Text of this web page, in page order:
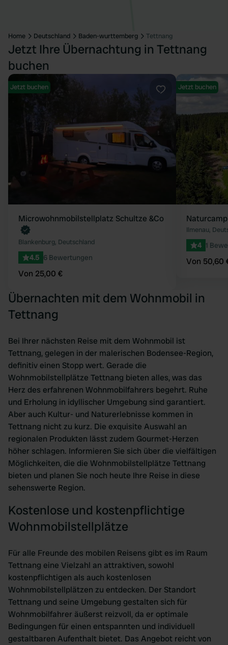
Home Deutschland Baden-wurttemberg Tettnang
Jetzt Ihre Übernachtung in Tettnang
buchen
Jetzt buchen
Microwohnmobilstellplatz Schultze &Co
Blankenburg, Deutschland
4.5 6 Bewertungen
Von 25,00 €
Jetzt buchen
Ilmenau,
4 1
Von 50,60
Übernachten mit dem Wohnmobil in
Tettnang
Bei Ihrer nächsten Reise mit dem Wohnmobil ist
Tettnang, gelegen in der malerischen Bodensee-Region,
definitiv einen Stopp wert. Gerade die
Wohnmobilstellplätze Tettnang bieten alles, was das
Herz des erfahrenen Wohnmobilfahrers begehrt. Ruhe
und Erholung in idyllischer Umgebung sind garantiert.
Aber auch Kultur- und Naturerlebnisse kommen in
Tettnang nicht zu kurz. Die exquisite Auswahl an
regionalen Produkten lässt zudem Gourmet-Herzen
höher schlagen. Informieren Sie sich über die vielfältigen
Möglichkeiten, die die Wohnmobilstellplätze Tettnang
bieten und planen Sie noch heute Ihre Reise in diese
sehenswerte Region.
Kostenlose und kostenpflichtige
Wohnmobilstellplätze
Für alle Freunde des mobilen Reisens gibt es im Raum
Tettnang eine Vielzahl an attraktiven, sowohl
kostenpflichtigen als auch kostenlosen
Wohnmobilstellplätzen zu entdecken. Der Standort
Tettnang und seine Umgebung gestalten sich für
Wohnmobilfahrer äußerst reizvoll, da er optimale
Bedingungen für einen entspannten und individuell
gestaltbaren Aufenthalt bietet. Das Angebot reicht von